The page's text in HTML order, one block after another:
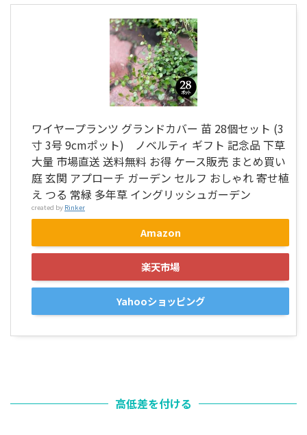
ワイヤープランツ グランドカバー 苗 28個セット (3
寸 3号 9cmポット) ノベルティ ギフト 記念品 下草
大量 市場直送 送料無料 お得 ケース販売 まとめ買い
庭 玄関 アプローチ ガーデン セルフ おしゃれ 寄せ植
え つる 常緑 多年草 イングリッシュガーデン
created by Rinker
Amazon
楽天市場
Yahooショッピング
高低差を付ける